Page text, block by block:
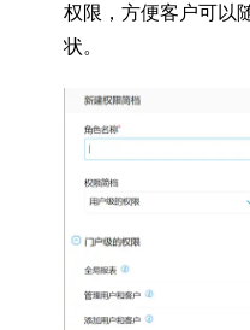
权限，方便客户可以
状。